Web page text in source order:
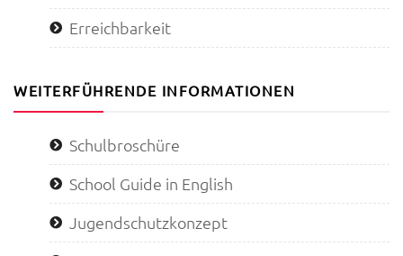
Erreichbarkeit
WEITERFÜHRENDE INFORMATIONEN
Schulbroschüre
School Guide in English
Jugendschutzkonzept